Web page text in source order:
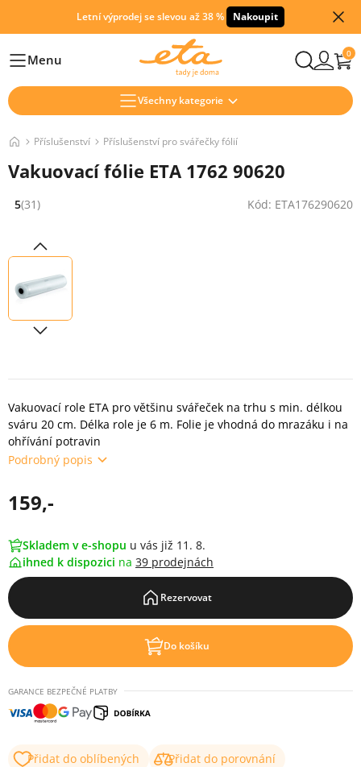
Letní výprodej se slevou až 38 % Nakoupit
HlavníMenu 0
Všechny kategorie
Příslušenství Příslušenství pro svářečky fólií
Vakuovací fólie ETA 1762 90620
Hodnocení: 5 z 5 (31 recenzí)
5(31) Kód: ETA176290620
Vakuovací role ETA pro většinu svářeček na trhu s min. délkou
sváru 20 cm. Délka role je 6 m. Folie je vhodná do mrazáku i na
ohřívání potravin
Podrobný popis
159,-
Skladem v e-shopu u vás již 11. 8.
ihned k dispozici na 39 prodejnách
Rezervovat
Do košíku
GARANCE BEZPEČNÉ PLATBY
Přidat do oblíbených
Přidat do porovnání